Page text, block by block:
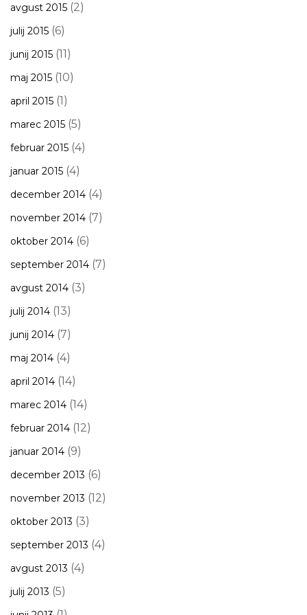
avgust 2015 (2)
julij 2015 (6)
junij 2015 (11)
maj 2015 (10)
april 2015 (1)
marec 2015 (5)
februar 2015 (4)
januar 2015 (4)
december 2014 (4)
november 2014 (7)
oktober 2014 (6)
september 2014 (7)
avgust 2014 (3)
julij 2014 (13)
junij 2014 (7)
maj 2014 (4)
april 2014 (14)
marec 2014 (14)
februar 2014 (12)
januar 2014 (9)
december 2013 (6)
november 2013 (12)
oktober 2013 (3)
september 2013 (4)
avgust 2013 (4)
julij 2013 (5)